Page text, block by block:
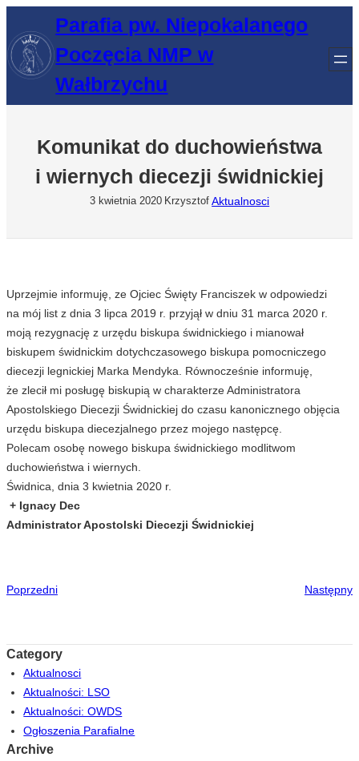
treści
Parafia pw. Niepokalanego
Poczęcia NMP w
Wałbrzychu
Komunikat do duchowieństwa
i wiernych diecezji świdnickiej
3 kwietnia 2020 Krzysztof Aktualnosci
Uprzejmie informuję, ze Ojciec Święty Franciszek w odpowiedzi
na mój list z dnia 3 lipca 2019 r. przyjął w dniu 31 marca 2020 r.
moją rezygnację z urzędu biskupa świdnickiego i mianował
biskupem świdnickim dotychczasowego biskupa pomocniczego
diecezji legnickiej Marka Mendyka. Równocześnie informuję,
że zlecił mi posługę biskupią w charakterze Administratora
Apostolskiego Diecezji Świdnickiej do czasu kanonicznego objęcia
urzędu biskupa diecezjalnego przez mojego następcę.
Polecam osobę nowego biskupa świdnickiego modlitwom
duchowieństwa i wiernych.
Świdnica, dnia 3 kwietnia 2020 r.
+ Ignacy Dec
Administrator Apostolski Diecezji Świdnickiej
Poprzedni Następny
Category
Aktualnosci
Aktualności: LSO
Aktualności: OWDS
Ogłoszenia Parafialne
Archive